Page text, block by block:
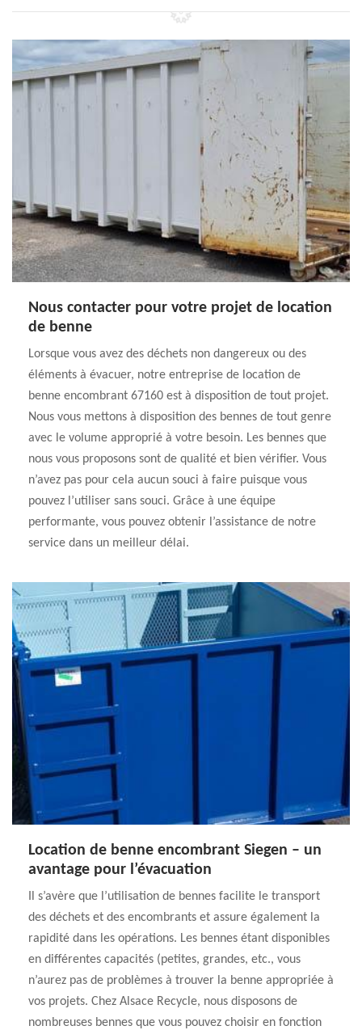
Nous contacter pour votre projet de location
de benne
Lorsque vous avez des déchets non dangereux ou des
éléments à évacuer, notre entreprise de location de
benne encombrant 67160 est à disposition de tout projet.
Nous vous mettons à disposition des bennes de tout genre
avec le volume approprié à votre besoin. Les bennes que
nous vous proposons sont de qualité et bien vérifier. Vous
n’avez pas pour cela aucun souci à faire puisque vous
pouvez l’utiliser sans souci. Grâce à une équipe
performante, vous pouvez obtenir l’assistance de notre
service dans un meilleur délai.
Location de benne encombrant Siegen – un
avantage pour l’évacuation
Il s’avère que l’utilisation de bennes facilite le transport
des déchets et des encombrants et assure également la
rapidité dans les opérations. Les bennes étant disponibles
en différentes capacités (petites, grandes, etc., vous
n’aurez pas de problèmes à trouver la benne appropriée à
vos projets. Chez Alsace Recycle, nous disposons de
nombreuses bennes que vous pouvez choisir en fonction